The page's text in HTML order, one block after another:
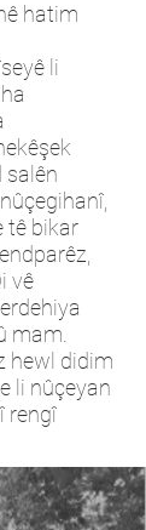
hatim
li
salên
tê bikar
vê
mam.
hewl didim
li nûçeyan
rengî